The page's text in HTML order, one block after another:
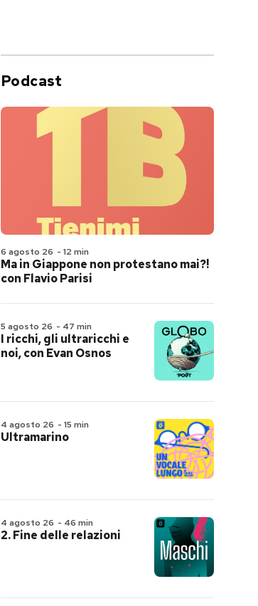
Podcast
6 agosto 26 - 12 min
Ma in Giappone non protestano mai?!
con Flavio Parisi
5 agosto 26 - 47 min
I ricchi, gli ultraricchi e
noi, con Evan Osnos
4 agosto 26 - 15 min
Ultramarino
4 agosto 26 - 46 min
2. Fine delle relazioni